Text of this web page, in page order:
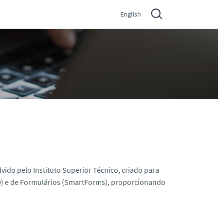
English
pelo Instituto Superior Técnico, criado para
) e de Formulários (SmartForms), proporcionando